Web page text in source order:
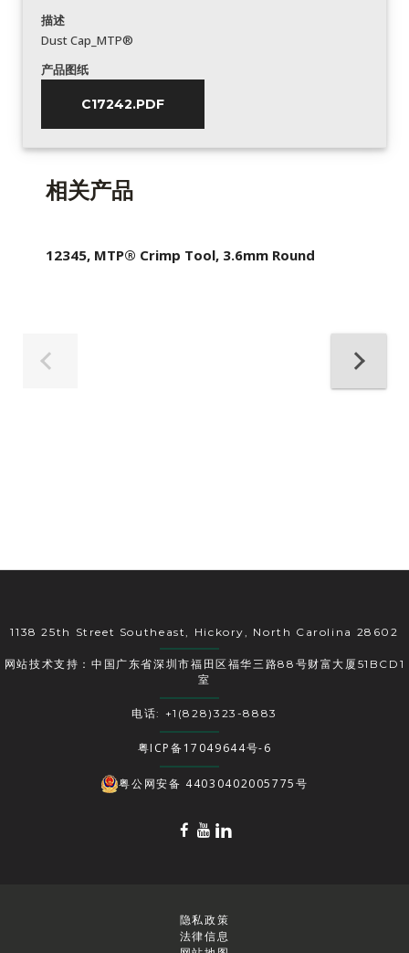
描述
Dust Cap_MTP®
产品图纸
C17242.PDF
相关产品
12345, MTP® Crimp Tool, 3.6mm Round
1138 25th Street Southeast, Hickory, North Carolina 28602
网站技术支持：中国广东省深圳市福田区福华三路88号财富大厦51BCD1
室
电话: +1(828)323-8883
粤ICP备17049644号-6
粤公网安备 44030402005775号
隐私政策
法律信息